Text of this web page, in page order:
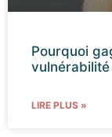
Pourquoi
vulnérabilité
LIRE PLUS »